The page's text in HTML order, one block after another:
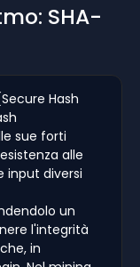
SHA-
Hash
sue forti
alle
input diversi
un
l'integrità
in